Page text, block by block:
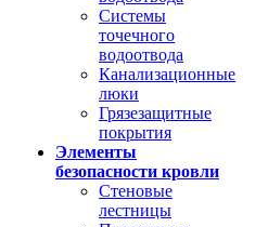
Системы
точечного
водоотвода
Канализационные
люки
Грязезащитные
покрытия
Элементы
безопасности кровли
Стеновые
лестницы